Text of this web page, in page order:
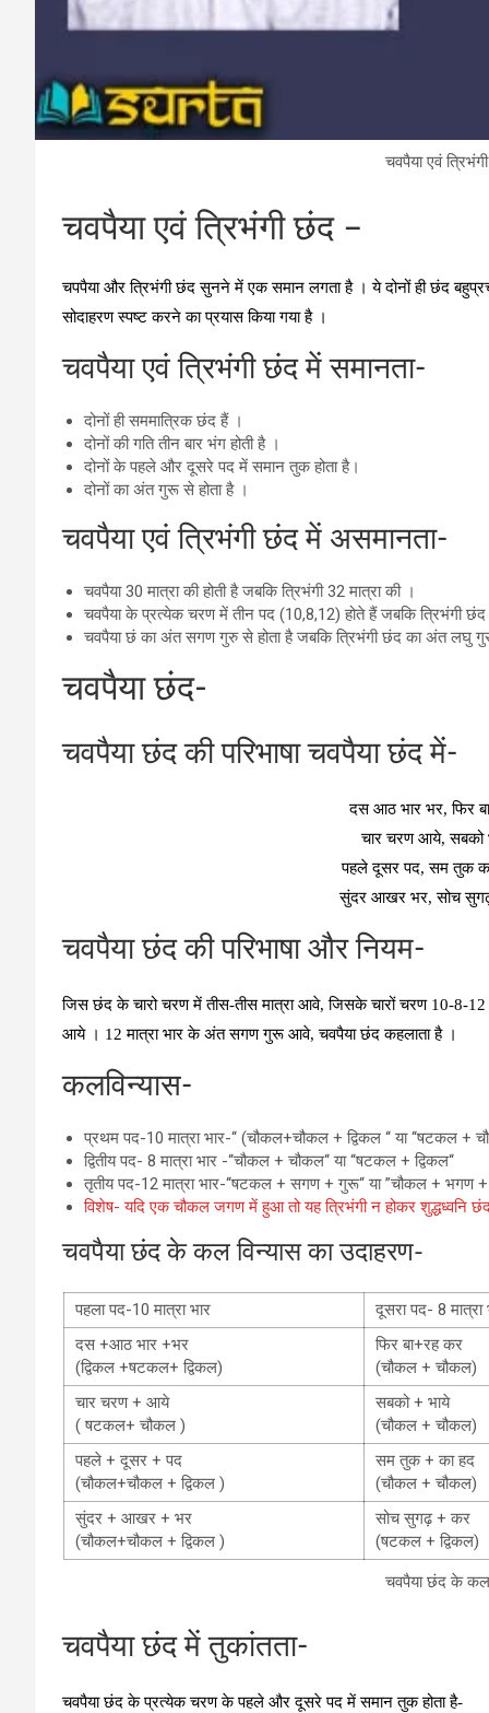
चवपैया एवं
चवपैया एवं त्रिभंगी छंद –
चपपैया और त्रिभंगी छंद सुनने में एक समान लगता है । ये दोनों ही छंद
सोदाहरण स्‍पष्‍ट करने का प्रयास किया गया है ।
चवपैया एवं त्रिभंगी छंद में समानता-
दोनों ही सममात्रिक छंद हैं ।
दोनों की गति तीन बार भंग होती है ।
दोनों के पहले और दूसरे पद में समान तुक होता है।
दोनों का अंत गुरू से होता है ।
चवपैया एवं त्रिभंगी छंद में असमानता-
चवपैया 30 मात्रा की होती है जबकि त्रिभंगी 32 मात्रा की ।
चवपैया के प्रत्‍येक चरण में तीन पद (10,8,12) होते हैं जबकि त्रिभंगी
चवपैया छं का अंत सगण गुरु से होता है जबकि त्रिभंगी छंद का अंत लघु
चवपैया छंद-
चवपैया छंद की परिभाषा चवपैया छंद में-
दस आठ भार भर, फिर
चार चरण आये, सबको
पहले दूसर पद, सम तुक
सुंदर आखर भर, सोच
चवपैया छंद की परिभाषा और नियम-
जिस छंद के चारो चरण में तीस-तीस मात्रा आवे, जिसके चारों चरण 10-8-12
आये । 12 मात्रा भार के अंत सगण गुरू आवे, चवपैया छंद कहलाता है ।
कलविन्यास-
प्रथम पद-10 मात्रा भार-‘‘ (चौकल+चौकल + द्विकल ‘‘ या ‘‘षटकल +
द्वितीय पद- 8 मात्रा भार -‘‘चौकल + चौकल‘‘ या ‘‘षटकल + द्विकल‘‘
तृतीय पद-12 मात्रा भार-‘‘षटकल + सगण + गुरू‘‘ या ”चौकल + भगण
विशेष- यदि एक चौकल जगण में हुआ तो यह त्रिभंगी न होकर शुद्धध्‍वनि छंद
चवपैया छंद के कल विन्‍यास का उदाहरण-
पहला पद-10 मात्रा भार दूसरा पद- 8 मात्रा
दस +आठ भार +भर
(द्विकल +षटकल+ द्विकल)
फिर बा+रह कर
(चौकल + चौकल)
चार चरण + आये
( षटकल+ चौकल )
सबको + भाये
(चौकल + चौकल)
पहले + दूसर + पद
(चौकल+चौकल + द्विकल )
सम तुक + का हद
(चौकल + चौकल)
सुंदर + आखर + भर
(चौकल+चौकल + द्विकल )
सोच सुगढ़ + कर
(षटकल + द्विकल)
चवपैया छंद के कल
चवपैया छंद में तुकांतता-
चवपैया छंद के प्रत्‍येक चरण के पहले और दूसरे पद में समान तुक होता है-